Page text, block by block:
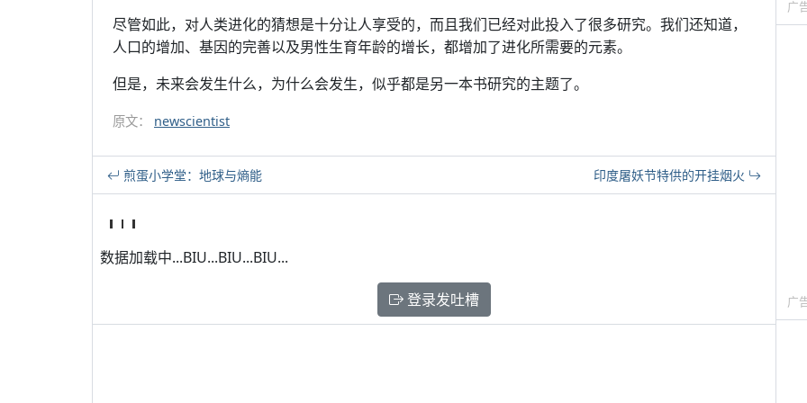
尽管如此，对人类进化的猜想是十分让人享受的，而且我们已经对此投入了很多研究。我们还知道，
人口的增加、基因的完善以及男性生育年龄的增长，都增加了进化所需要的元素。
但是，未来会发生什么，为什么会发生，似乎都是另一本书研究的主题了。
原文： newscientist
煎蛋小学堂：地球与熵能 印度屠妖节特供的开挂烟火
数据加载中...BIU...BIU...BIU...
登录发吐槽
广
广